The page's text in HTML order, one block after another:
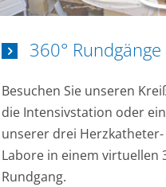
360° Rundgänge
Besuchen Sie unseren
die Intensivstation oder
unserer drei Herzkatheter-
Labore in einem virtuellen
Rundgang.